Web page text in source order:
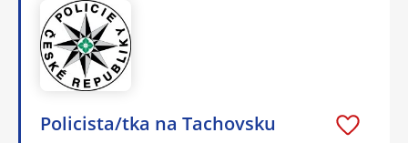
Policista/tka na Tachovsku